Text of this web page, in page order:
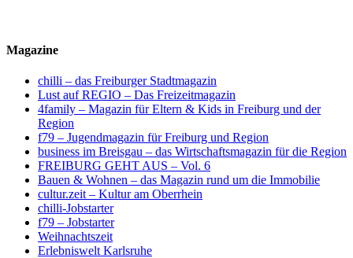
Magazine
chilli – das Freiburger Stadtmagazin
Lust auf REGIO – Das Freizeitmagazin
4family – Magazin für Eltern & Kids in Freiburg und der
Region
f79 – Jugendmagazin für Freiburg und Region
business im Breisgau – das Wirtschaftsmagazin für die Region
FREIBURG GEHT AUS – Vol. 6
Bauen & Wohnen – das Magazin rund um die Immobilie
cultur.zeit – Kultur am Oberrhein
chilli-Jobstarter
f79 – Jobstarter
Weihnachtszeit
Erlebniswelt Karlsruhe